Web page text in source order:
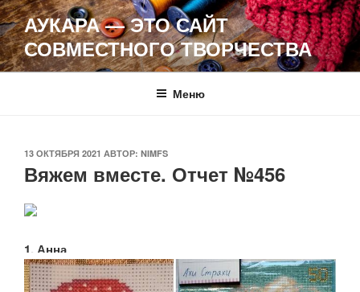
Перейти
к
содержимому
АУКАРА — ЭТО САЙТ
СОВМЕСТНОГО ТВОРЧЕСТВА
Меню
ОПУБЛИКОВАНО
13 ОКТЯБРЯ 2021 АВТОР: NIMFS
Вяжем вместе. Отчет №456
1. Анна